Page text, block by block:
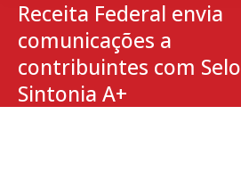
Receita Federal envia
comunicações a
contribuintes com Selo
Sintonia A+